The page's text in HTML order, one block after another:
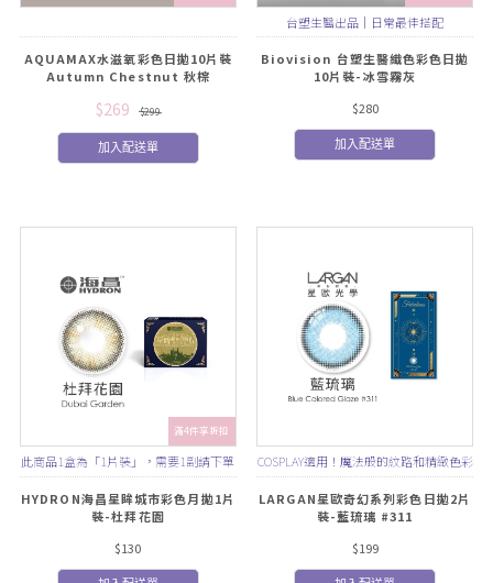
AQUAMAX水滋氧彩色日拋10片裝
Autumn Chestnut 秋棕
$269 $299
加入配送單
台塑生醫出品｜日常最佳搭配
Biovision 台塑生醫織色彩色日拋
10片裝-冰雪霧灰
$280
加入配送單
滿4件享折扣
此商品1盒為「1片裝」，需要1副請下單
2盒
HYDRON海昌星眸城市彩色月拋1片
裝-杜拜花園
$130
COSPLAY適用！魔法般的紋路和精緻色彩
LARGAN星歐奇幻系列彩色日拋2片
裝-藍琉璃 #311
$199